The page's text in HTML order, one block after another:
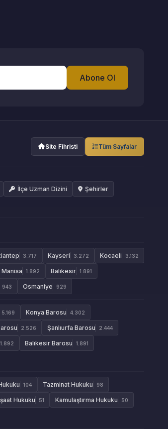
Abone Ol
Site Fihristi Tüm Sayfalar
İlçe Uzman Dizini Şehirler
3.717 Kayseri 3.272 Kocaeli 3.132
Manisa 1.892 Balıkesir 1.891
943 Osmaniye 929
5.169 Konya Barosu 4.302
2.526 Şanlıurfa Barosu 2.444
1.892 Balıkesir Barosu 1.891
104 Tazminat Hukuku 98
Hukuku 51 Kamulaştırma Hukuku 50